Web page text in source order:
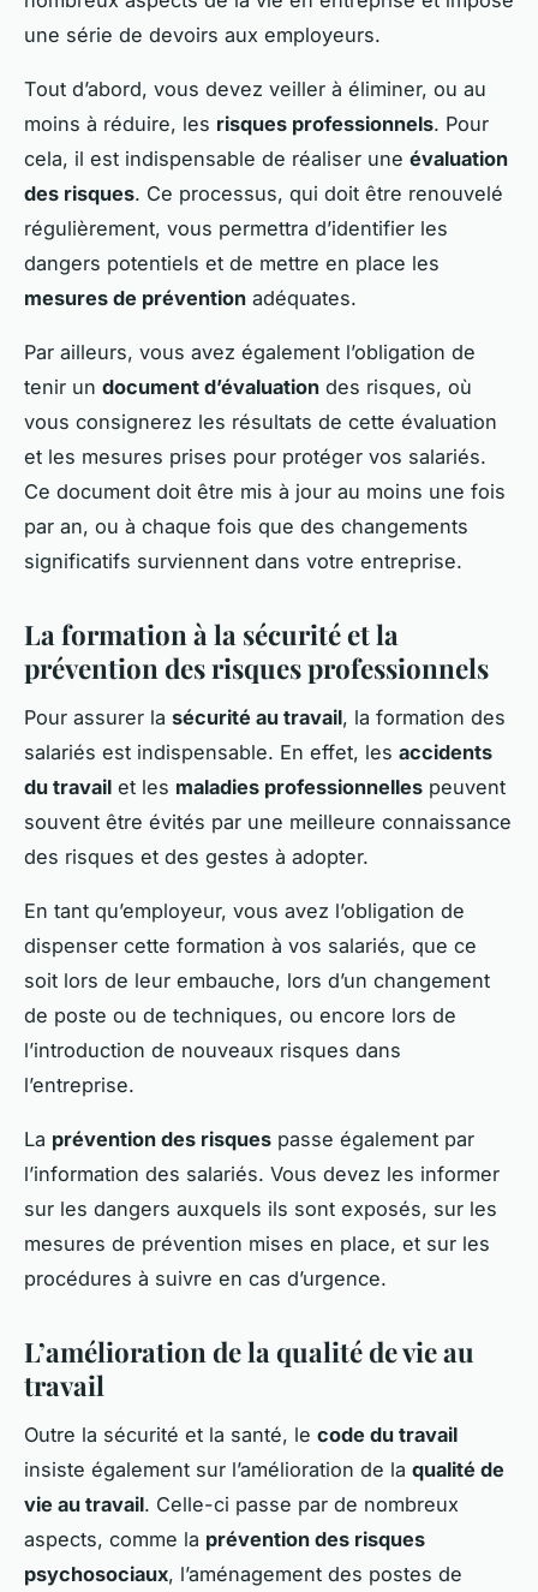
une série de devoirs aux employeurs.
Tout d’abord, vous devez veiller à éliminer, ou au
moins à réduire, les risques professionnels. Pour
cela, il est indispensable de réaliser une évaluation
des risques. Ce processus, qui doit être renouvelé
régulièrement, vous permettra d’identifier les
dangers potentiels et de mettre en place les
mesures de prévention adéquates.
Par ailleurs, vous avez également l’obligation de
tenir un document d’évaluation des risques, où
vous consignerez les résultats de cette évaluation
et les mesures prises pour protéger vos salariés.
Ce document doit être mis à jour au moins une fois
par an, ou à chaque fois que des changements
significatifs surviennent dans votre entreprise.
La formation à la sécurité et la
prévention des risques professionnels
Pour assurer la sécurité au travail, la formation des
salariés est indispensable. En effet, les accidents
du travail et les maladies professionnelles peuvent
souvent être évités par une meilleure connaissance
des risques et des gestes à adopter.
En tant qu’employeur, vous avez l’obligation de
dispenser cette formation à vos salariés, que ce
soit lors de leur embauche, lors d’un changement
de poste ou de techniques, ou encore lors de
l’introduction de nouveaux risques dans
l’entreprise.
La prévention des risques passe également par
l’information des salariés. Vous devez les informer
sur les dangers auxquels ils sont exposés, sur les
mesures de prévention mises en place, et sur les
procédures à suivre en cas d’urgence.
L’amélioration de la qualité de vie au
travail
Outre la sécurité et la santé, le code du travail
insiste également sur l’amélioration de la qualité de
vie au travail. Celle-ci passe par de nombreux
aspects, comme la prévention des risques
psychosociaux, l’aménagement des postes de